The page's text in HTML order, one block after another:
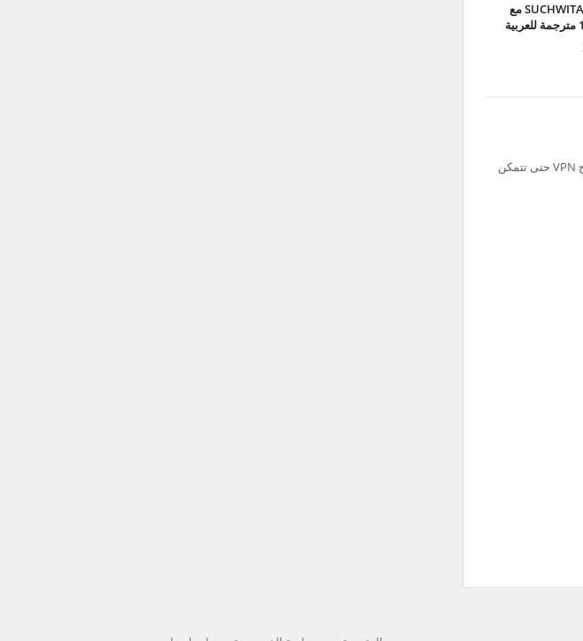
برنامج شوقا SUCHWITA مع
تم حظر سيرفر Ok.ru في السعودية لذلك من لا يعمل معه الفيديو رجاء قم بتحميل برنامج VPN حتى تتمكن